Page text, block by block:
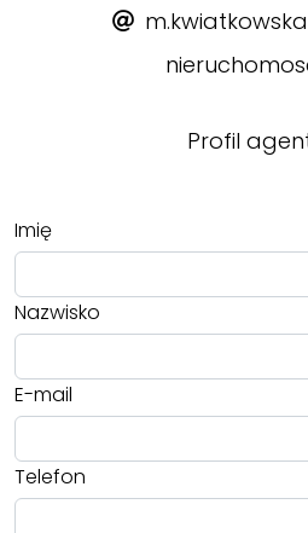
Profil
Imię
Nazwisko
E-mail
Telefon